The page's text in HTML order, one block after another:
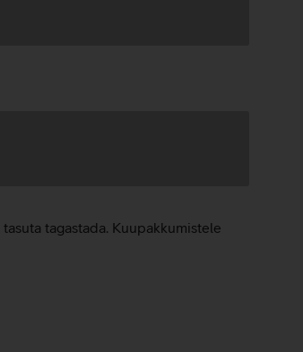
tasuta tagastada. Kuupakkumistele